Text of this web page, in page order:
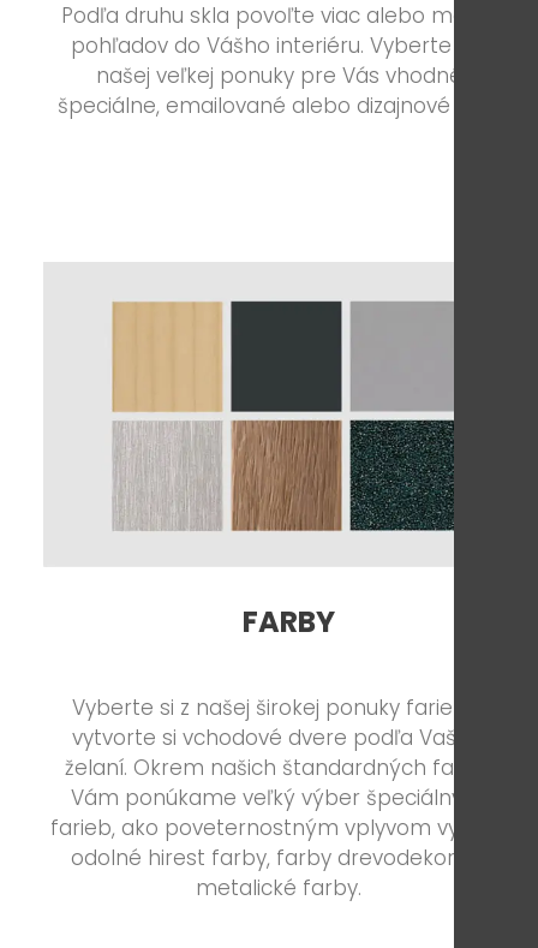
Podľa druhu skla povoľte viac alebo menej
pohľadov do Vášho interiéru. Vyberte si z
našej veľkej ponuky pre Vás vhodné
špeciálne, emailované alebo dizajnové sklá.
FARBY
Vyberte si z našej širokej ponuky farieb a
vytvorte si vchodové dvere podľa Vašich
želaní. Okrem našich štandardných farieb
Vám ponúkame veľký výber špeciálnych
farieb, ako poveternostným vplyvom vysoko
odolné hirest farby, farby drevodekoru a
metalické farby.